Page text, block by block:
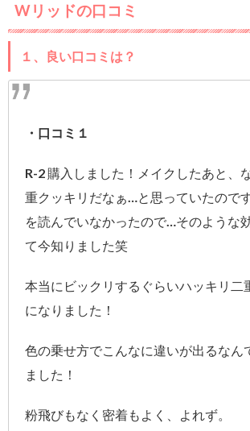
Wリッドの口コミ
１、良い口コミは？
・口コミ１
R-2 購入しました！メイクしたあと、
重クッキリだなぁ…と思っていたので
を読んでいなかったので…そのような
て今知りました笑
本当にビックリするぐらいハッキリ二
になりました！
色の乗せ方でこんなに違いが出るなん
ました！
粉飛びもなく密着もよく、よれず。